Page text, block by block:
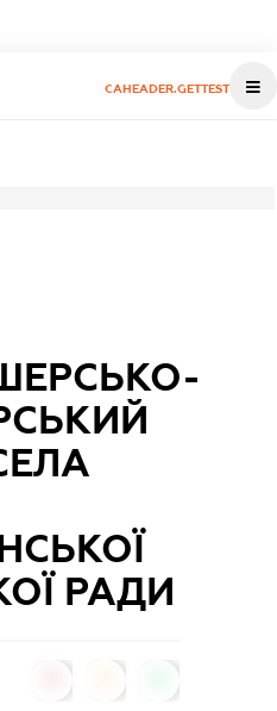
CAHEADER.GETTEST
РАДИ